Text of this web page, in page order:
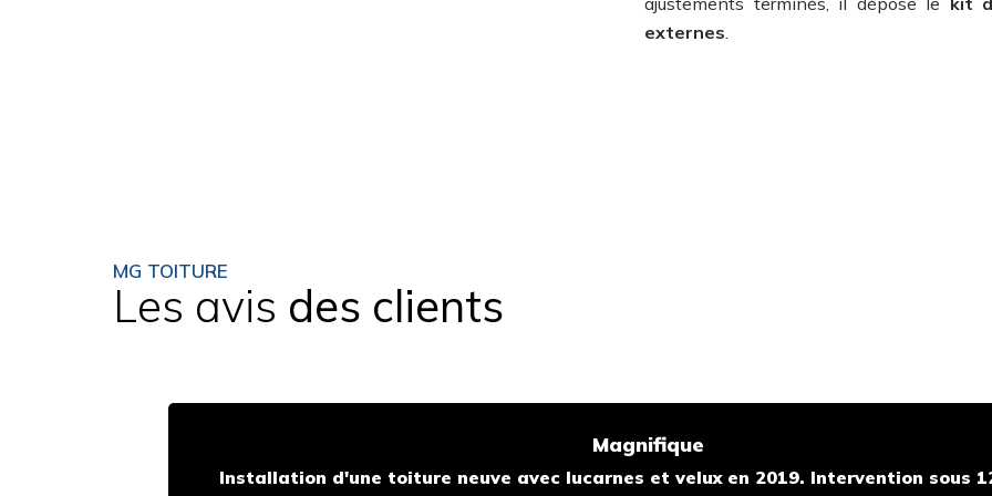
externes
MG TOITURE
Les avis des clients
Magnifique
Installation d'une toiture neuve avec lucarnes et velux en 2019. Intervention sous